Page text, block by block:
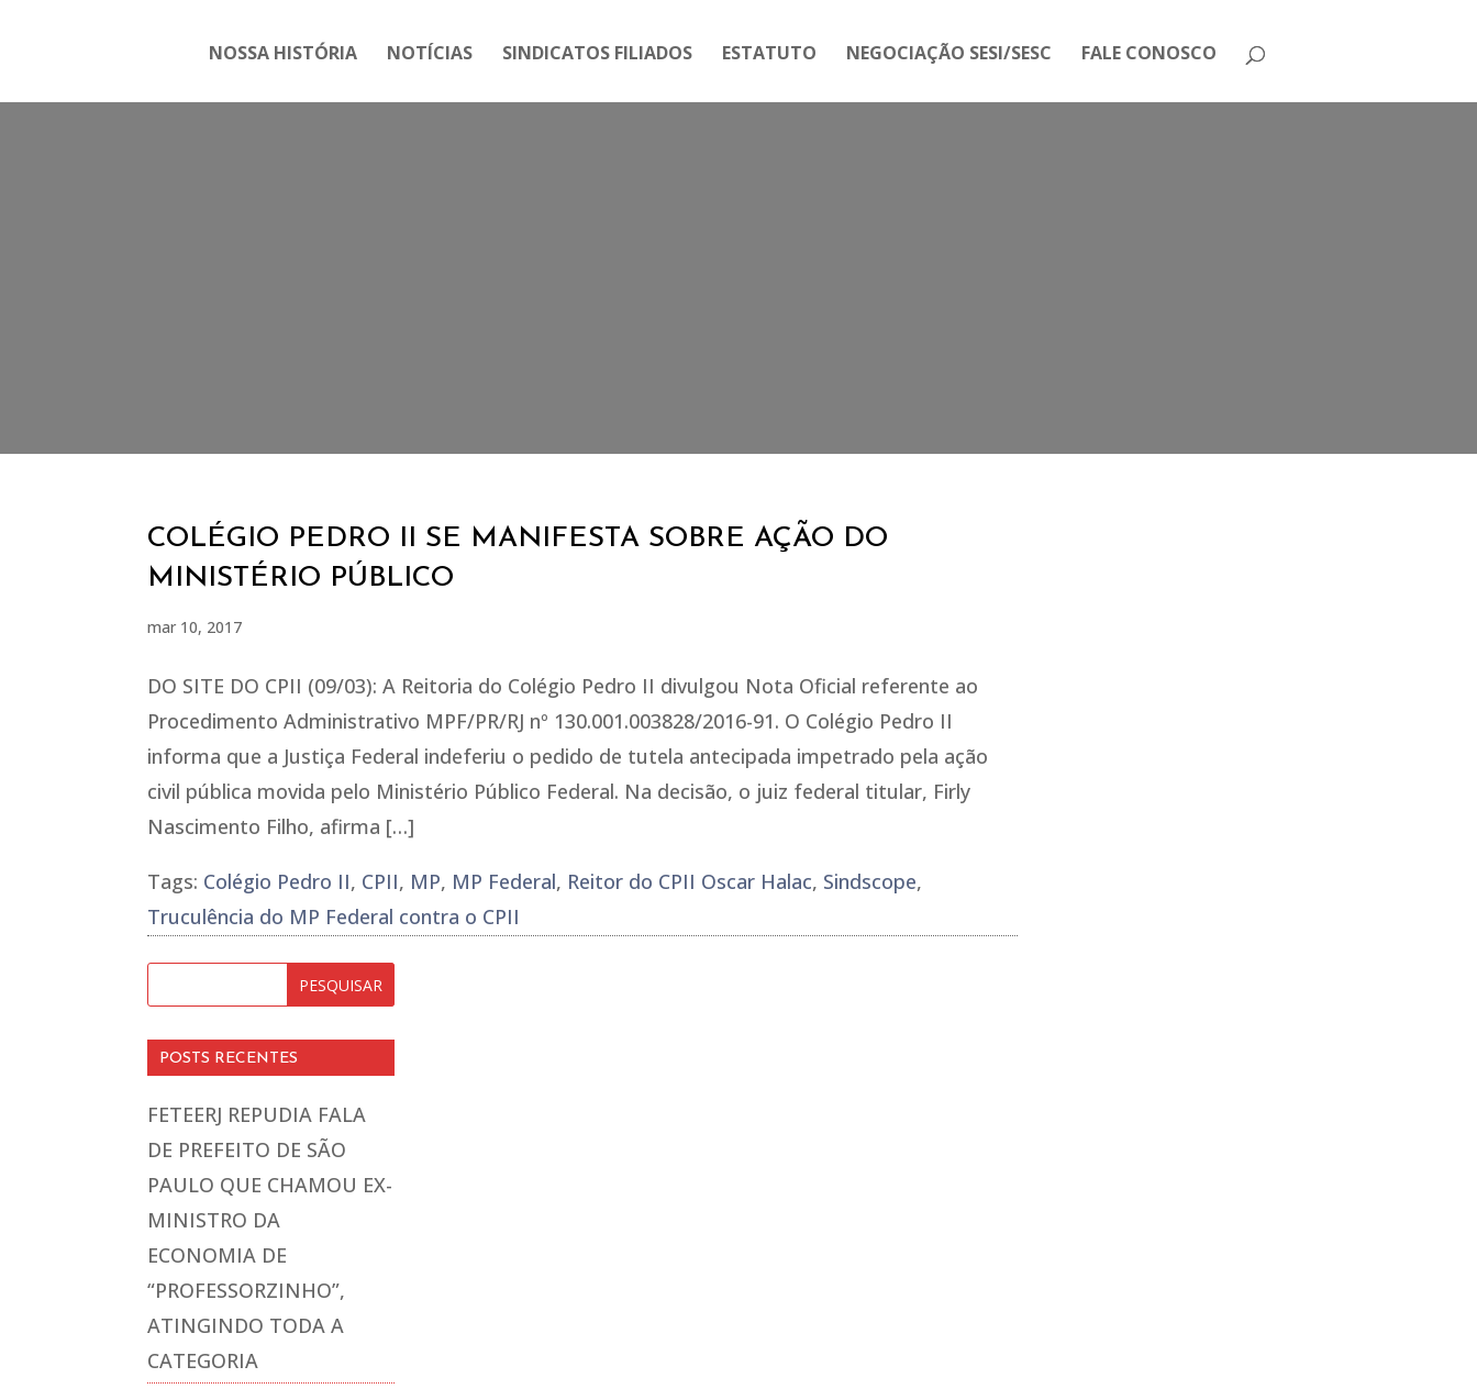
NOSSA HISTÓRIA NOTÍCIAS SINDICATOS FILIADOS ESTATUTO NEGOCIAÇÃO SESI/SESC FALE CONOSCO
COLÉGIO PEDRO II SE MANIFESTA SOBRE AÇÃO DO
MINISTÉRIO PÚBLICO
mar 10, 2017
DO SITE DO CPII (09/03): A Reitoria do Colégio Pedro II divulgou Nota Oficial referente ao
Procedimento Administrativo MPF/PR/RJ nº 130.001.003828/2016-91. O Colégio Pedro II
informa que a Justiça Federal indeferiu o pedido de tutela antecipada impetrado pela ação
civil pública movida pelo Ministério Público Federal. Na decisão, o juiz federal titular, Firly
Nascimento Filho, afirma […]
Tags: Colégio Pedro II, CPII, MP, MP Federal, Reitor do CPII Oscar Halac, Sindscope,
Truculência do MP Federal contra o CPII
POSTS RECENTES
FETEERJ REPUDIA FALA
DE PREFEITO DE SÃO
PAULO QUE CHAMOU EX-
MINISTRO DA
ECONOMIA DE
“PROFESSORZINHO”,
ATINGINDO TODA A
CATEGORIA